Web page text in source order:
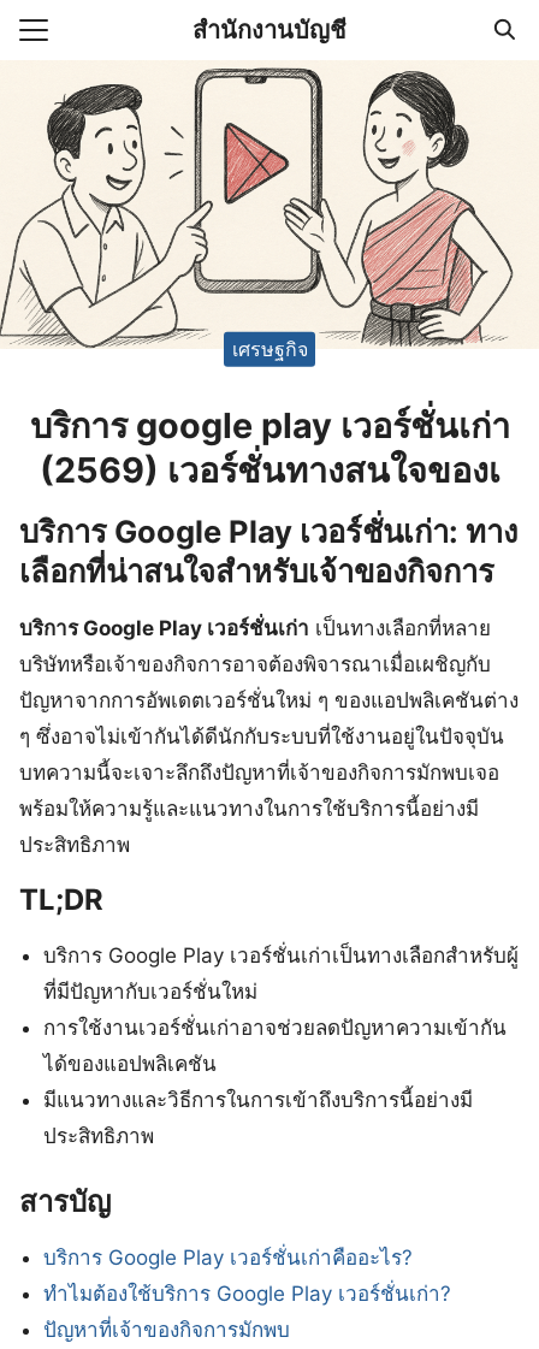
Skip
สำนักงานบัญชี
(ไม่มีชื่อ)
านบัญชี (Accounting
ช่วยสำคัญในการบริหาร
เศรษฐกิจ
บริการ google play เวอร์ชั่นเก่า
(2569) เวอร์ชั่นทางสนใจของเ
บริการ Google Play เวอร์ชั่นเก่า: ทาง
เลือกที่น่าสนใจสำหรับเจ้าของกิจการ
บริการ Google Play เวอร์ชั่นเก่า เป็นทางเลือกที่หลาย
บริษัทหรือเจ้าของกิจการอาจต้องพิจารณาเมื่อเผชิญกับ
ปัญหาจากการอัพเดตเวอร์ชั่นใหม่ ๆ ของแอปพลิเคชันต่าง
ๆ ซึ่งอาจไม่เข้ากันได้ดีนักกับระบบที่ใช้งานอยู่ในปัจจุบัน
บทความนี้จะเจาะลึกถึงปัญหาที่เจ้าของกิจการมักพบเจอ
พร้อมให้ความรู้และแนวทางในการใช้บริการนี้อย่างมี
ประสิทธิภาพ
TL;DR
บริการ Google Play เวอร์ชั่นเก่าเป็นทางเลือกสำหรับผู้
ที่มีปัญหากับเวอร์ชั่นใหม่
การใช้งานเวอร์ชั่นเก่าอาจช่วยลดปัญหาความเข้ากัน
ได้ของแอปพลิเคชัน
มีแนวทางและวิธีการในการเข้าถึงบริการนี้อย่างมี
ประสิทธิภาพ
สารบัญ
บริการ Google Play เวอร์ชั่นเก่าคืออะไร?
ทำไมต้องใช้บริการ Google Play เวอร์ชั่นเก่า?
ปัญหาที่เจ้าของกิจการมักพบ